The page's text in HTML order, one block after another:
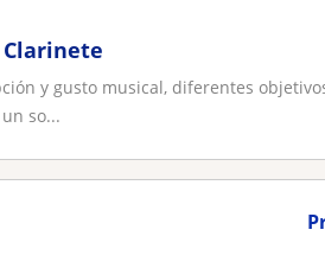
Clarinete
y gusto musical, diferentes
so...